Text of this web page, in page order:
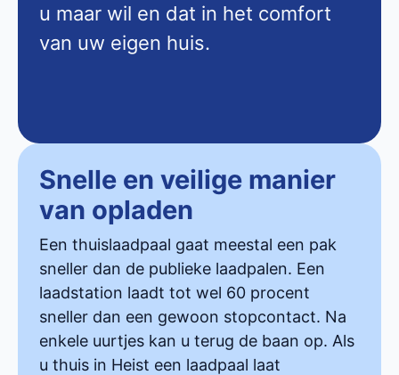
u maar wil en dat in het comfort
van uw eigen huis.
Snelle en veilige manier
van opladen
Een thuislaadpaal gaat meestal een pak
sneller dan de publieke laadpalen. Een
laadstation laadt tot wel 60 procent
sneller dan een gewoon stopcontact. Na
enkele uurtjes kan u terug de baan op. Als
u thuis in Heist een laadpaal laat